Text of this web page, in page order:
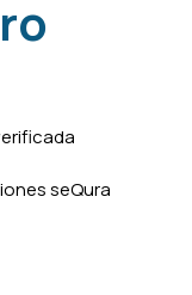
seQura